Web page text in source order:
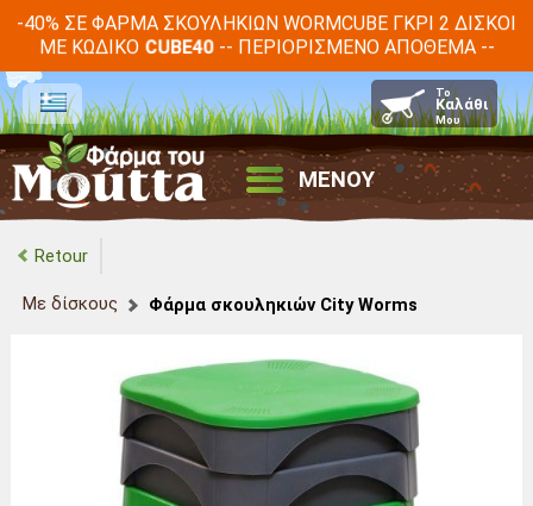
-40% ΣΕ ΦΆΡΜΑ ΣΚΟΥΛΗΚΙΏΝ WORMCUBE ΓΚΡΙ 2 ΔΊΣΚΟΙ
ΜΕ ΚΩΔΙΚΌ CUBE40-- ΠΕΡΙΟΡΙΣΜΈΝΟ ΑΠΌΘΕΜΑ --
ΜΕΝΟΥ
Retour
Με δίσκους Φάρμα σκουληκιών City Worms